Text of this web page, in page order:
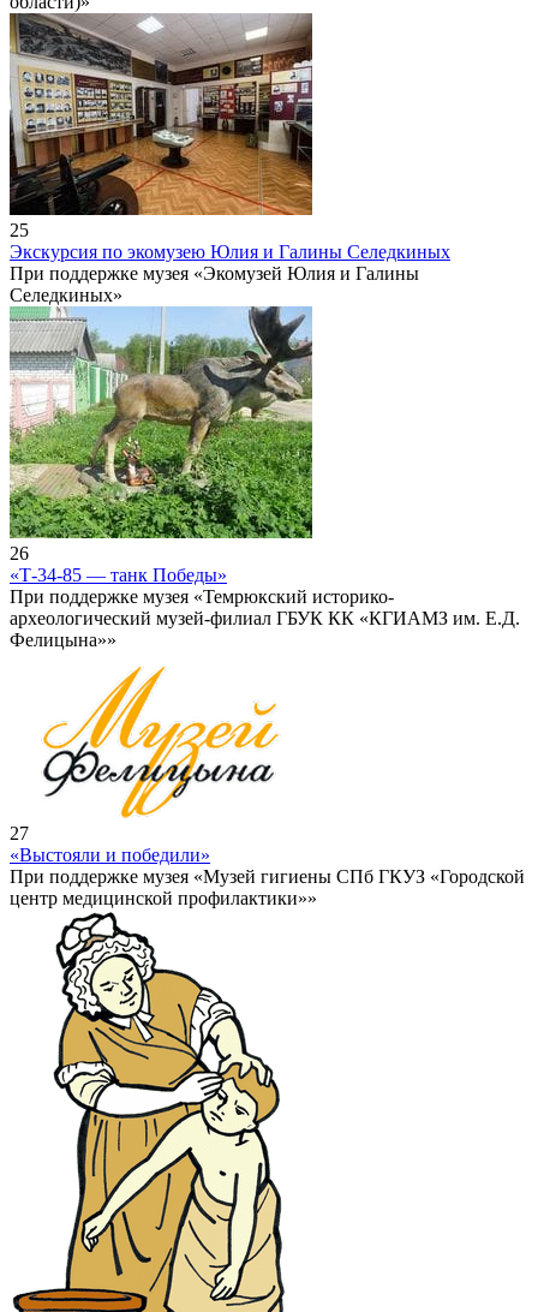
25
Экскурсия по экомузею Юлия и Галины Селедкиных
При поддержке музея «Экомузей Юлия и Галины
Селедкиных»
26
«Т-34-85 — танк Победы»
При поддержке музея «Темрюкский историко-
археологический музей-филиал ГБУК КК «КГИАМЗ им. Е.Д.
Фелицына»»
27
«Выстояли и победили»
При поддержке музея «Музей гигиены СПб ГКУЗ «Городской
центр медицинской профилактики»»